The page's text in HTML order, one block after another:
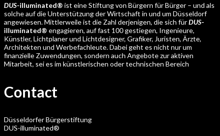
DUS-illuminated® ist eine Stiftung von Bürgern für Bürger – und als
solche auf die Unterstützung der Wirtschaft in und um Düsseldorf
angewiesen. Mittlerweile ist die Zahl derjenigen, die sich fürDUS-
illuminated® engagieren, auf fast 100 gestiegen, Ingenieure,
Künstler, Lichtplaner und Lichtdesigner, Grafiker, Juristen, Ärzte,
Architekten und Werbefachleute. Dabei geht es nicht nur um
finanzielle Zuwendungen, sondern auch Angebote zur aktiven
Mitarbeit, sei es im künstlerischen oder technischen Bereich
Contact
Düsseldorfer Bürgerstiftung
DUS-illuminated®